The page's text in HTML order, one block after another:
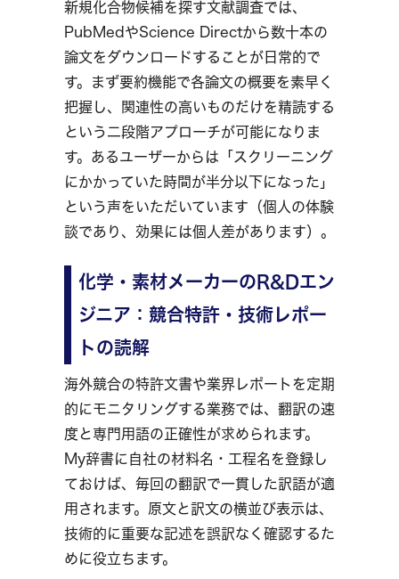
新規化合物候補を探す文献調査では、
PubMedやScience Directから数十本の
論文をダウンロードすることが日常的で
す。まず要約機能で各論文の概要を素早く
把握し、関連性の高いものだけを精読する
という二段階アプローチが可能になりま
す。あるユーザーからは「スクリーニング
にかかっていた時間が半分以下になった」
という声をいただいています（個人の体験
談であり、効果には個人差があります）。
化学・素材メーカーのR&Dエン
ジニア：競合特許・技術レポー
トの読解
海外競合の特許文書や業界レポートを定期
的にモニタリングする業務では、翻訳の速
度と専門用語の正確性が求められます。
My辞書に自社の材料名・工程名を登録し
ておけば、毎回の翻訳で一貫した訳語が適
用されます。原文と訳文の横並び表示は、
技術的に重要な記述を誤訳なく確認するた
めに役立ちます。